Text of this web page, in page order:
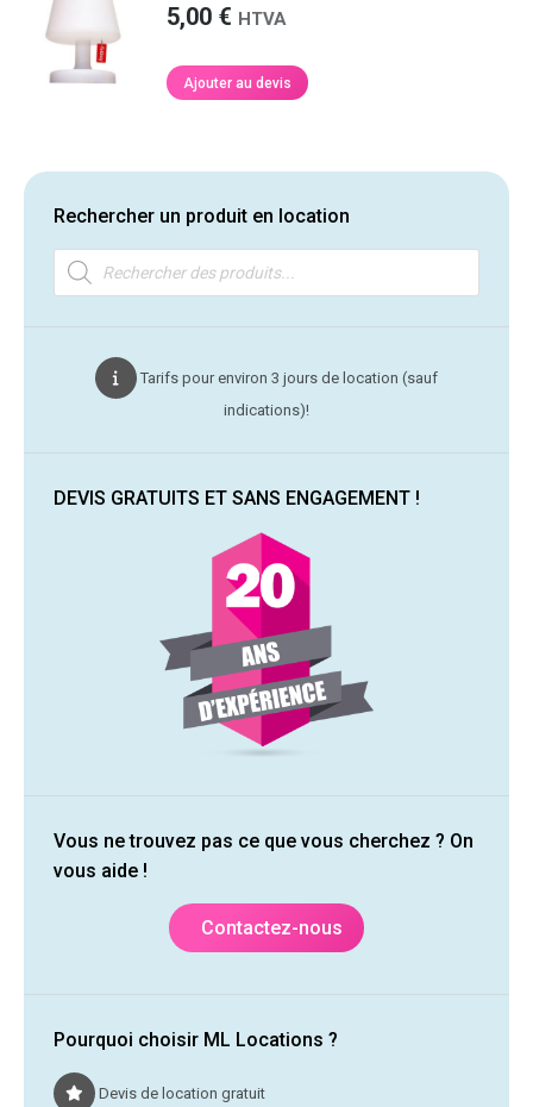
5,00 € HTVA
Ajouter au devis
Rechercher un produit en location
Recherche
de
produits
Tarifs pour environ 3 jours de location (sauf
indications)!
DEVIS GRATUITS ET SANS ENGAGEMENT !
Vous ne trouvez pas ce que vous cherchez ? On
vous aide !
Contactez-nous
Pourquoi choisir ML Locations ?
Devis de location gratuit